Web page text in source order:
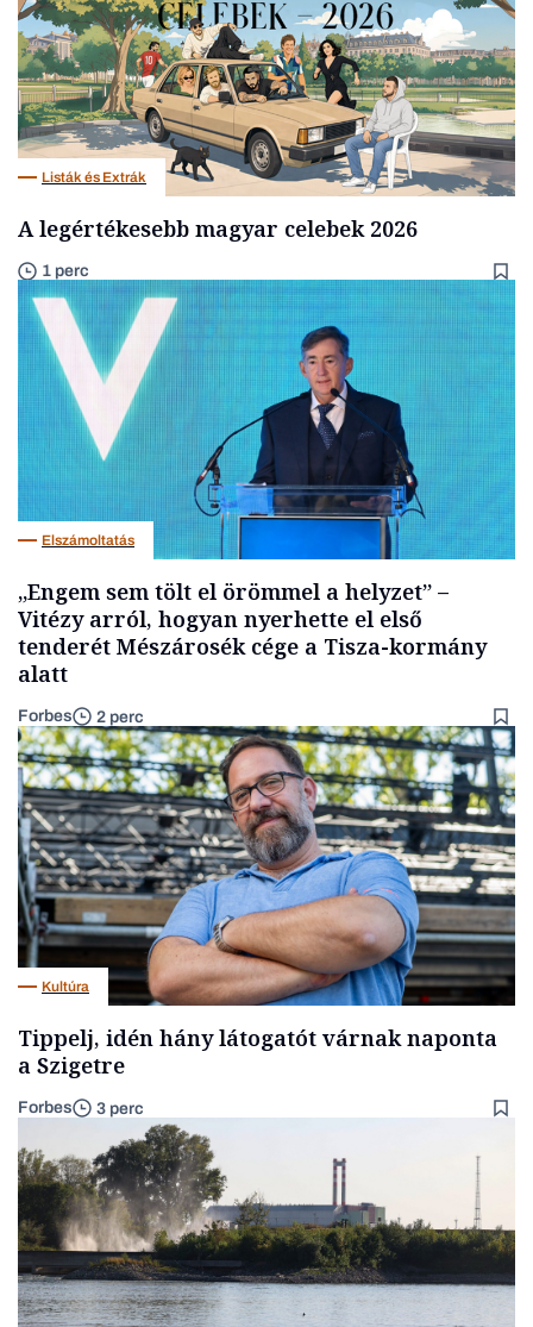
Listák és Extrák
A legértékesebb magyar celebek 2026
1 perc
Elszámoltatás
„Engem sem tölt el örömmel a helyzet” –
Vitézy arról, hogyan nyerhette el első
tenderét Mészárosék cége a Tisza-kormány
alatt
Forbes 2 perc
Kultúra
Tippelj, idén hány látogatót várnak naponta
a Szigetre
Forbes 3 perc